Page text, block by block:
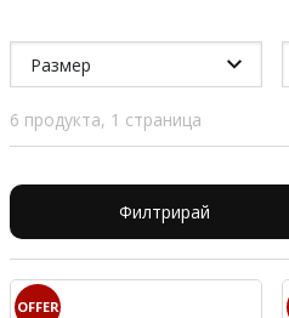
Размер
6 продукта, 1 страница
Филтрирай
OFFER